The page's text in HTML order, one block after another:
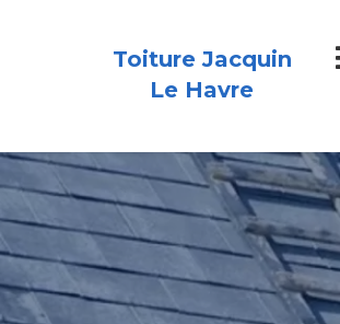
Toiture Jacquin
Le Havre